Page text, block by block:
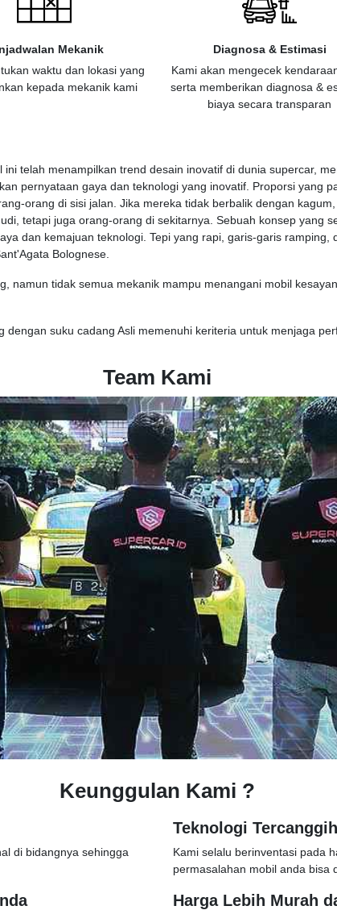
Mekanik
waktu dan lokasi yang
kepada mekanik kami
Diagnosa & Estimasi
Kami akan mengecek
serta memberikan diagnosa &
biaya secara transparan
telah menampilkan trend desain inovatif di dunia supercar,
pernyataan gaya dan teknologi yang inovatif. Proporsi yang
orang di sisi jalan. Jika mereka tidak berbalik dengan
tetapi juga orang-orang di sekitarnya. Sebuah konsep yang
dan kemajuan teknologi. Tepi yang rapi, garis-garis
Bolognese.
namun tidak semua mekanik mampu menangani mobil
suku cadang Asli memenuhi keriteria untuk menjaga
Team Kami
Keunggulan Kami ?
di bidangnya sehingga
Teknologi Tercanggih
Kami selalu berinventasi pada
permasalahan mobil anda bisa
Harga Lebih Murah